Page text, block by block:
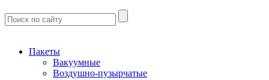
Пакеты
Вакуумные
Воздушно-пузырчатые